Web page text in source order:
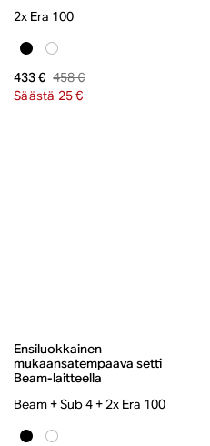
2x Era 100
433 € 458 €
Säästä 25 €
Ensiluokkainen
mukaansatempaava setti
Beam-laitteella
Beam + Sub 4 + 2x Era 100